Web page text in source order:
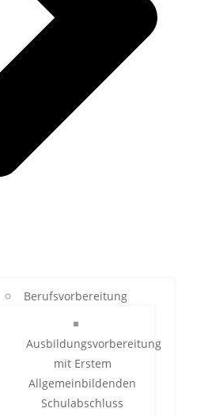
Berufsvorbereitung
Ausbildungsvorbereitung
mit Erstem
Allgemeinbildenden
Schulabschluss